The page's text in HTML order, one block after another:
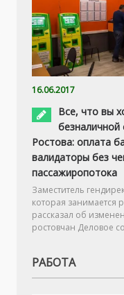
16.06.2017
Все, что вы
безналичной
Ростова: оплата
валидаторы без
пассажиропотока
Заместитель
которая занимается
рассказал об
ростовчан Деловое
РАБОТА